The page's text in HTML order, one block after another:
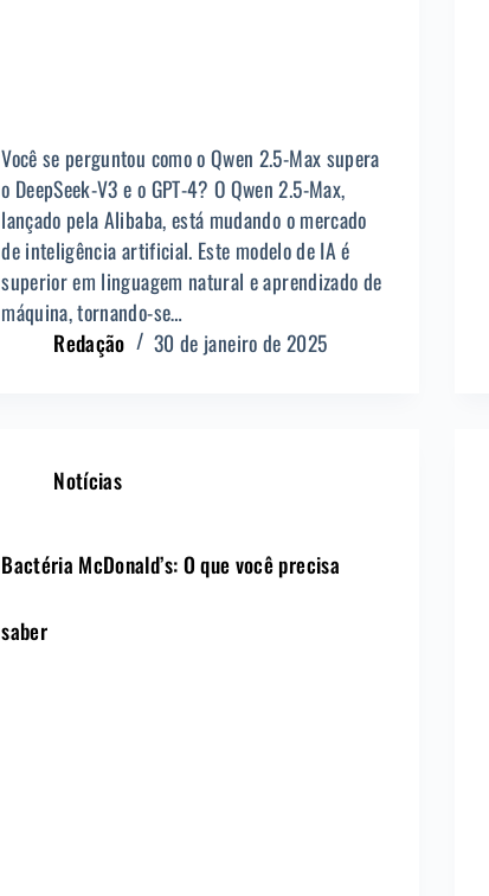
Você se perguntou como o Qwen 2.5-Max supera
o DeepSeek-V3 e o GPT-4? O Qwen 2.5-Max,
lançado pela Alibaba, está mudando o mercado
de inteligência artificial. Este modelo de IA é
superior em linguagem natural e aprendizado de
máquina, tornando-se…
Redação
30 de janeiro de 2025
Notícias
Bactéria McDonald’s: O que você precisa
saber